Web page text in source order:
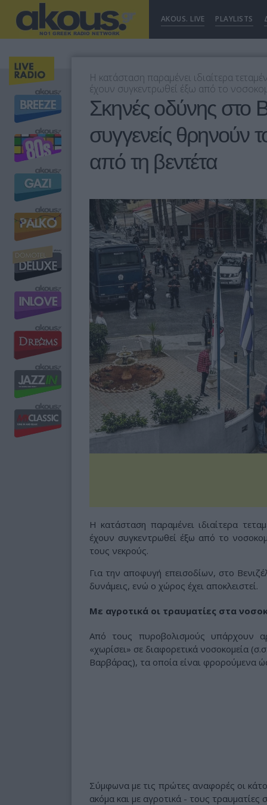
AKOUS. LIVE PLAYLISTS
Η κατάσταση παραμένει ιδιαίτερα
έχουν συγκεντρωθεί έξω από το
Σκηνές οδύνης στο
συγγενείς θρηνούν
από τη βεντέτα
Η κατάσταση παραμένει ιδιαίτερα
έχουν συγκεντρωθεί έξω από το
τους νεκρούς.
Για την αποφυγή επεισοδίων, στο
δυνάμεις, ενώ ο χώρος έχει αποκλειστεί.
Με αγροτικά οι τραυματίες στα
Από τους πυροβολισμούς υπάρχουν
«χωρίσει» σε διαφορετικά νοσοκομεία
Βαρβάρας), τα οποία είναι φρορούμενα
Σύμφωνα με τις πρώτες αναφορές οι
ακόμα και με αγροτικά - τους τραυματίες